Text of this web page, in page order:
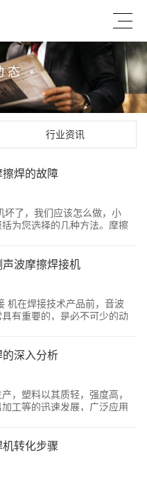
态
行业资讯
焊的故障
坏了，我们应该怎么做，小
为您选择的几种方法。摩擦
化和自动...
波摩擦焊接机
机在焊接技术产品前，音波
有重要的，是必不可少的动
流动，进...
深入分析
，塑料以其质轻，强度高，
工等的迅速发展，广泛应用
，劳动条...
转化步骤